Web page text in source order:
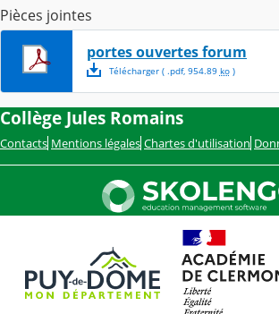
Pièces jointes
portes ouvertes forum
Télécharger( .pdf, 954.89 ko)
Collège Jules Romains
Contacts Mentions légales Chartes d'utilisation